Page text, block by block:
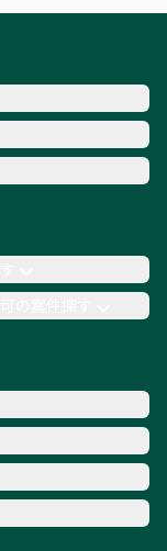
の案件探す